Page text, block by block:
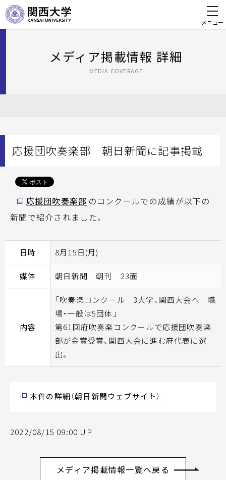
メニュー
メディア掲載情報 詳細
MEDIA COVERAGE
応援団吹奏楽部 朝日新聞に記事掲載
応援団吹奏楽部 のコンクールでの成績が以下の
新聞で紹介されました。
日時 8月15日(月)
媒体 朝日新聞 朝刊 23面
内容
「吹奏楽コンクール 3大学、関西大会へ 職
場・一般は5団体」
第61回府吹奏楽コンクールで応援団吹奏楽
部が金賞受賞、関西大会に進む府代表に選
出。
本件の詳細（朝日新聞ウェブサイト）
2022/08/15 09:00 UP
メディア掲載情報一覧へ戻る